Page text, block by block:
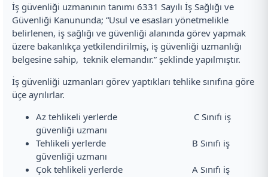
İş güvenliği uzmanının tanımı 6331 Sayılı İş Sağlığı ve
Güvenliği Kanununda; “Usul ve esasları yönetmelikle
belirlenen, iş sağlığı ve güvenliği alanında görev yapmak
üzere bakanlıkça yetkilendirilmiş, iş güvenliği uzmanlığı
belgesine sahip, teknik elemandır.” şeklinde yapılmıştır.
İş güvenliği uzmanları görev yaptıkları tehlike sınıfına göre
üçe ayrılırlar.
Az tehlikeli yerlerde C Sınıfı iş
güvenliği uzmanı
Tehlikeli yerlerde B Sınıfı iş
güvenliği uzmanı
Çok tehlikeli yerlerde A Sınıfı iş